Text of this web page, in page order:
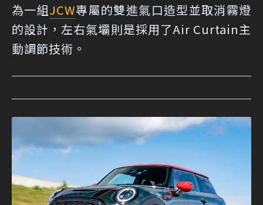
為一組JCW專屬的雙進氣口造型並取消霧燈
的設計，左右氣壩則是採用了Air Curtain主
動調節技術。